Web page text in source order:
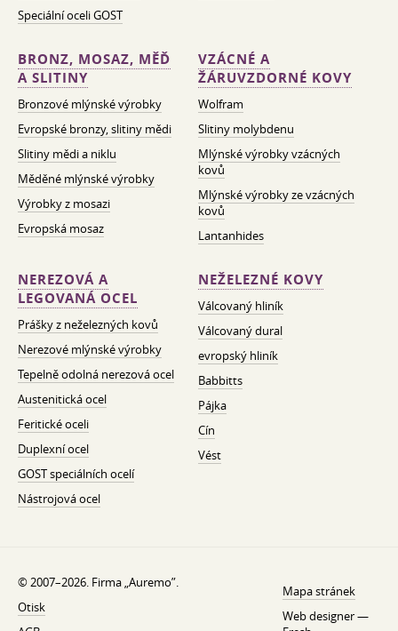
Speciální oceli GOST
BRONZ, MOSAZ, MĚĎ
A SLITINY
Bronzové mlýnské výrobky
Evropské bronzy, slitiny mědi
Slitiny mědi a niklu
Měděné mlýnské výrobky
Výrobky z mosazi
Evropská mosaz
VZÁCNÉ A
ŽÁRUVZDORNÉ KOVY
Wolfram
Slitiny molybdenu
Mlýnské výrobky vzácných
kovů
Mlýnské výrobky ze vzácných
kovů
Lantanhides
NEREZOVÁ A
LEGOVANÁ OCEL
Prášky z neželezných kovů
Nerezové mlýnské výrobky
Tepelně odolná nerezová ocel
Austenitická ocel
Feritické oceli
Duplexní ocel
GOST speciálních ocelí
Nástrojová ocel
NEŽELEZNÉ KOVY
Válcovaný hliník
Válcovaný dural
evropský hliník
Babbitts
Pájka
Cín
Vést
© 2007–2026. Firma „Auremo”.
Otisk
Mapa stránek
Web designer —